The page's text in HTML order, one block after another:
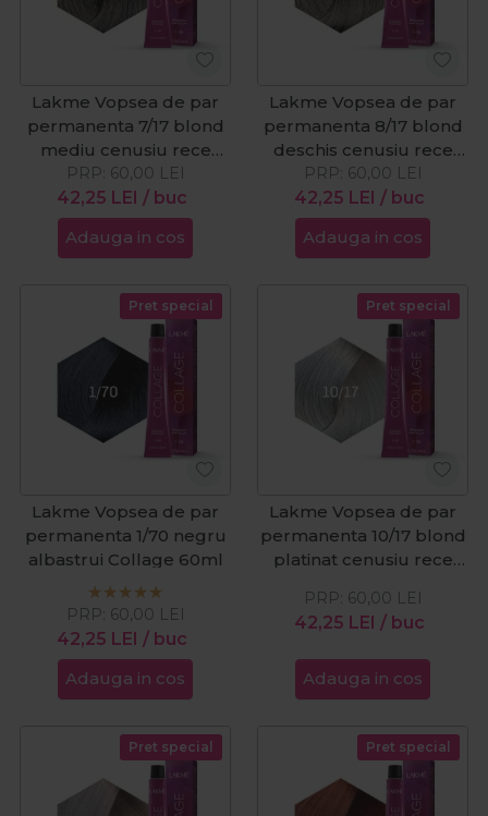
Lakme Vopsea de par
permanenta 7/17 blond
mediu cenusiu rece
Collage 60ml
42,25 LEI / buc
PRP: 60,00 LEI
Adauga in cos
Lakme Vopsea de par
permanenta 8/17 blond
deschis cenusiu rece
Collage 60ml
42,25 LEI / buc
PRP: 60,00 LEI
Adauga in cos
Pret special
Lakme Vopsea de par
permanenta 1/70 negru
albastrui Collage 60ml
42,25 LEI / buc
PRP: 60,00 LEI
Adauga in cos
Pret special
Lakme Vopsea de par
permanenta 10/17 blond
platinat cenusiu rece
42,25 LEI / buc
PRP: 60,00 LEI
Adauga in cos
Pret special Pret special